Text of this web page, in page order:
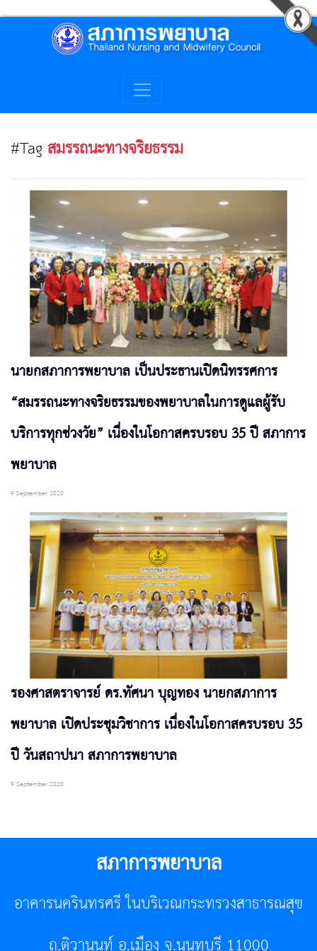
#Tagสมรรถนะทางจริยธรรม
นายกสภาการพยาบาล เป็นประธานเปิดนิทรรศการ
“สมรรถนะทางจริยธรรมของพยาบาลในการดูแลผู้รับ
บริการทุกช่วงวัย” เนื่องในโอกาสครบรอบ 35 ปี สภาการ
พยาบาล
9 September 2020
รองศาสตราจารย์ ดร.ทัศนา บุญทอง นายกสภาการ
พยาบาล เปิดประชุมวิชาการ เนื่องในโอกาสครบรอบ 35
ปี วันสถาปนา สภาการพยาบาล
9 September 2020
สภาการพยาบาล
อาคารนครินทรศรี ในบริเวณกระทรวงสาธารณสุข